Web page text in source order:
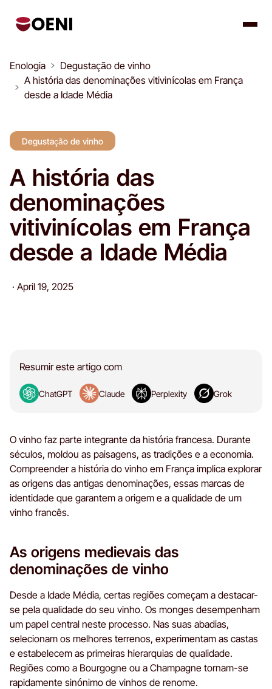
Enologia
Degustação de vinho
A história das denominações vitivinícolas em França
desde a Idade Média
Degustação de vinho
A história das
denominações
vitivinícolas em França
desde a Idade Média
· April 19, 2025
Resumir este artigo com
ChatGPT Claude Perplexity Grok
O vinho faz parte integrante da história francesa. Durante
séculos, moldou as paisagens, as tradições e a economia.
Compreender a história do vinho em França implica explorar
as origens das antigas denominações, essas marcas de
identidade que garantem a origem e a qualidade de um
vinho francês.
As origens medievais das
denominações de vinho
Desde a Idade Média, certas regiões começam a destacar-
se pela qualidade do seu vinho. Os monges desempenham
um papel central neste processo. Nas suas abadias,
selecionam os melhores terrenos, experimentam as castas
e estabelecem as primeiras hierarquias de qualidade.
Regiões como a Bourgogne ou a Champagne tornam-se
rapidamente sinónimo de vinhos de renome.